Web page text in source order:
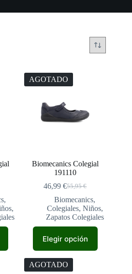
,
,
AGOTADO
Biomecanics Colegial
191110
55,95€
El
precio
original
era:
55,95 €.
46,99€El
precio
actual
es:
46,99 €.
Biomecanics,
Colegiales, Niños,
Zapatos Colegiales
Elegir opción
producto
múltiples
variantes.
AGOTADO